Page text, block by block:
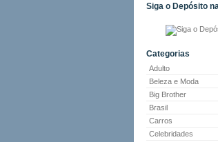
Siga o Depósito
Categorias
Adulto
Beleza e Moda
Big Brother
Brasil
Carros
Celebridades